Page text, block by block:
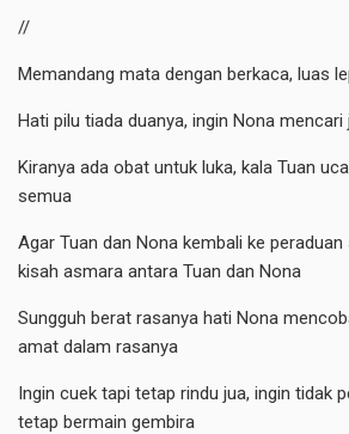
//
Memandang mata dengan berkaca, luas
Hati pilu tiada duanya, ingin Nona
Kiranya ada obat untuk luka, kala Tuan
semua
Agar Tuan dan Nona kembali ke peraduan
kisah asmara antara Tuan dan Nona
Sungguh berat rasanya hati Nona
amat dalam rasanya
Ingin cuek tapi tetap rindu jua, ingin tidak
tetap bermain gembira